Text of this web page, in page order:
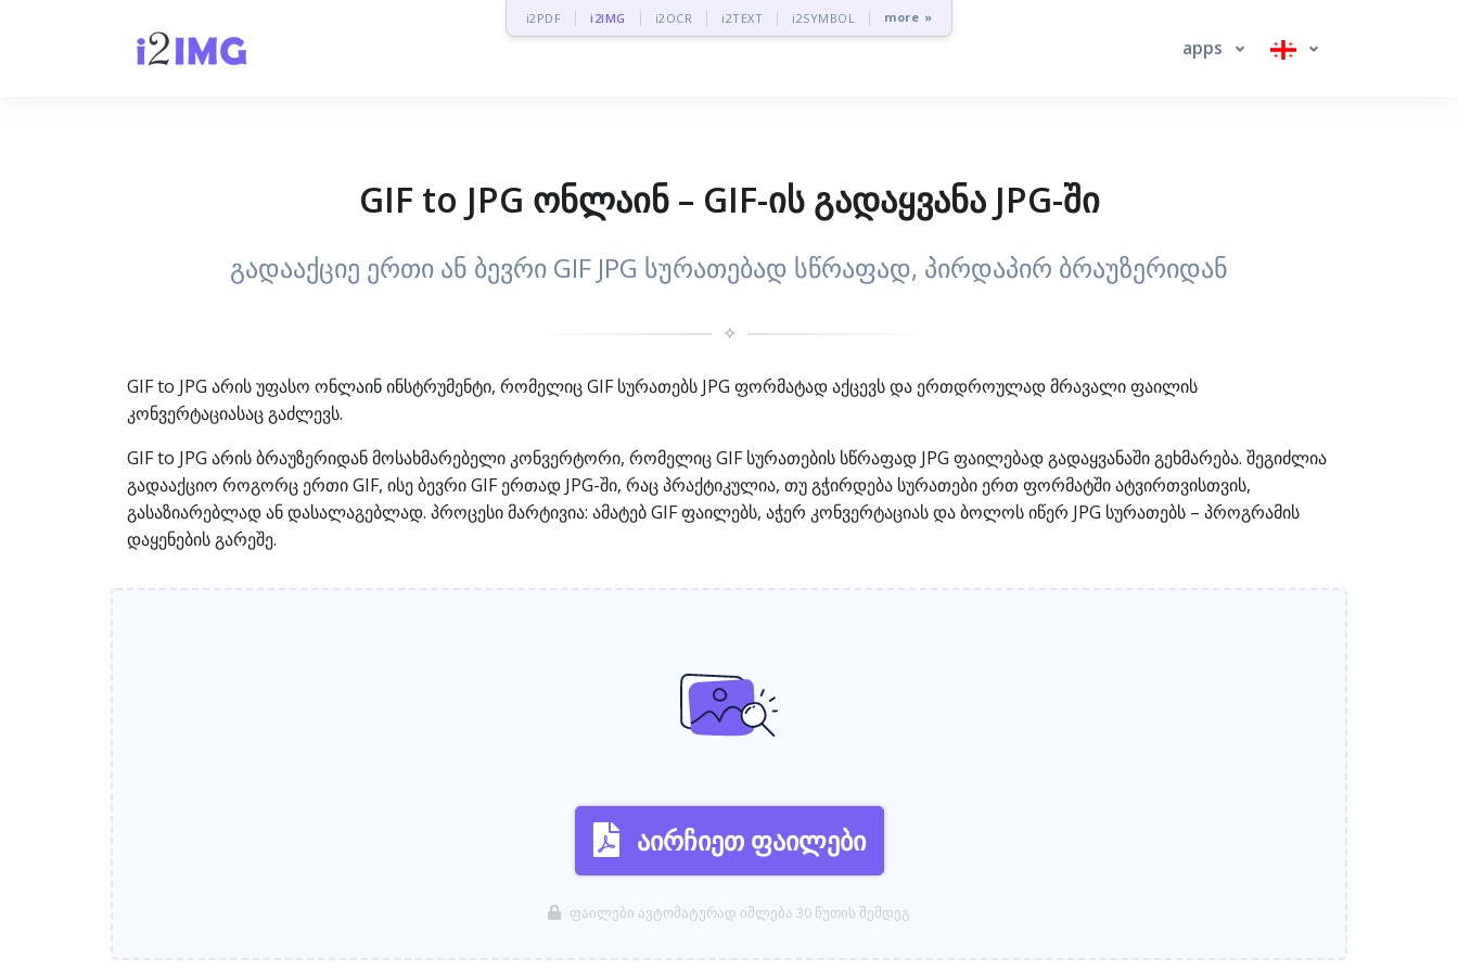
i2PDF i2IMG i2OCR i2TEXT i2SYMBOL more »
apps
GIF to JPG ონლაინ – GIF-ის გადაყვანა JPG-ში
გადააქციე ერთი ან ბევრი GIF JPG სურათებად სწრაფად, პირდაპირ ბრაუზერიდან
✧
GIF to JPG არის უფასო ონლაინ ინსტრუმენტი, რომელიც GIF სურათებს JPG ფორმატად აქცევს და ერთდროულად მრავალი ფაილის
კონვერტაციასაც გაძლევს.
GIF to JPG არის ბრაუზერიდან მოსახმარებელი კონვერტორი, რომელიც GIF სურათების სწრაფად JPG ფაილებად გადაყვანაში გეხმარება. შეგიძლია
გადააქციო როგორც ერთი GIF, ისე ბევრი GIF ერთად JPG-ში, რაც პრაქტიკულია, თუ გჭირდება სურათები ერთ ფორმატში ატვირთვისთვის,
გასაზიარებლად ან დასალაგებლად. პროცესი მარტივია: ამატებ GIF ფაილებს, აჭერ კონვერტაციას და ბოლოს იწერ JPG სურათებს – პროგრამის
დაყენების გარეშე.
აირჩიეთ ფაილები
ფაილები ავტომატურად იშლება 30 წუთის შემდეგ